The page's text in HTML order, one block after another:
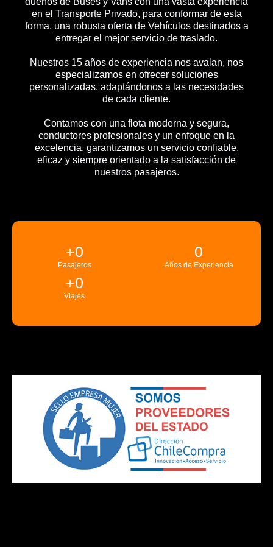
en el Transporte Privado, para conformar de esta
forma, una robusta oferta de Vehículos destinados a
entregar el mejor servicio de traslado.
Nuestros 15 años de experiencia nos avalan, nos
especializamos en ofrecer soluciones
personalizadas, adaptándonos a las necesidades
de cada cliente.
Contamos con una flota moderna y segura,
conductores profesionales y un enfoque en la
excelencia, garantizamos un servicio confiable,
eficaz y siempre orientado a la satisfacción de
nuestros pasajeros.
Pasajeros
+0
Años de Experiencia
0
Viajes
+0